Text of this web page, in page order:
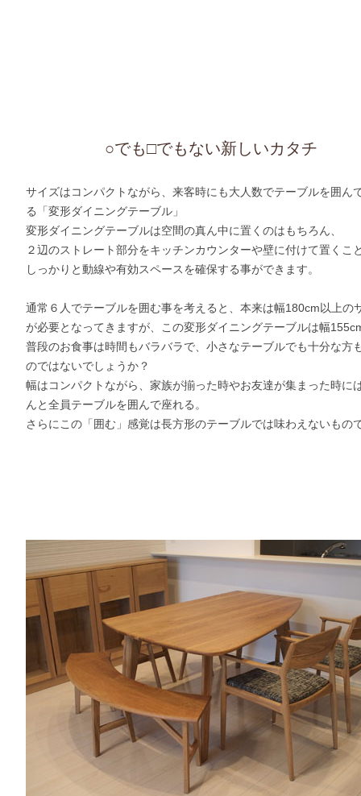
○でも□でもない新しいカタチ
サイズはコンパクトながら、来客時にも大人数でテーブルを囲ん
る「変形ダイニングテーブル」
変形ダイニングテーブルは空間の真ん中に置くのはもちろん、
２辺のストレート部分をキッチンカウンターや壁に付けて置くこ
しっかりと動線や有効スペースを確保する事ができます。
通常６人でテーブルを囲む事を考えると、本来は幅180cm以上の
が必要となってきますが、この変形ダイニングテーブルは幅
普段のお食事は時間もバラバラで、小さなテーブルでも十分な方
のではないでしょうか？
幅はコンパクトながら、家族が揃った時やお友達が集まった時に
んと全員テーブルを囲んで座れる。
さらにこの「囲む」感覚は長方形のテーブルでは味わえないもの